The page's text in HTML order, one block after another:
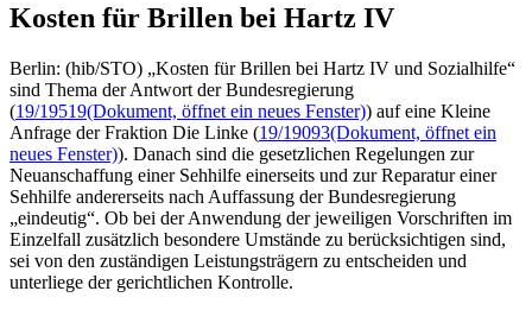
Kosten für Brillen bei Hartz IV
Berlin: (hib/STO) „Kosten für Brillen bei Hartz IV und Sozialhilfe“
sind Thema der Antwort der Bundesregierung
(19/19519(Dokument, öffnet ein neues Fenster)) auf eine Kleine
Anfrage der Fraktion Die Linke (19/19093(Dokument, öffnet ein
neues Fenster)). Danach sind die gesetzlichen Regelungen zur
Neuanschaffung einer Sehhilfe einerseits und zur Reparatur einer
Sehhilfe andererseits nach Auffassung der Bundesregierung
„eindeutig“. Ob bei der Anwendung der jeweiligen Vorschriften im
Einzelfall zusätzlich besondere Umstände zu berücksichtigen sind,
sei von den zuständigen Leistungsträgern zu entscheiden und
unterliege der gerichtlichen Kontrolle.